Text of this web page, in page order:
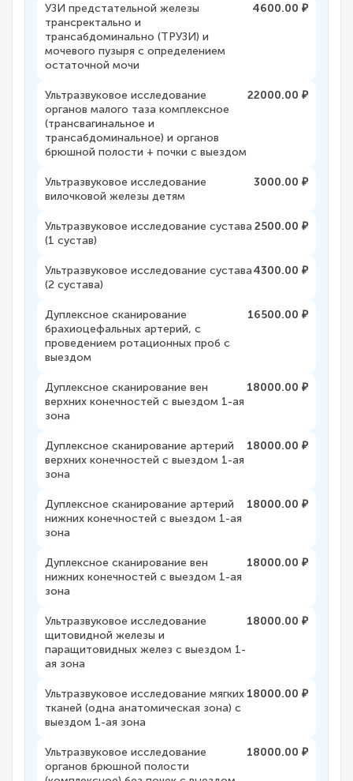
УЗИ предстательной железы
трансректально и
трансабдоминально (ТРУЗИ) и
мочевого пузыря с определением
остаточной мочи
4600.00 ₽
Ультразвуковое исследование
органов малого таза комплексное
(трансвагинальное и
трансабдоминальное) и органов
брюшной полости + почки с выездом
22000.00 ₽
Ультразвуковое исследование
вилочковой железы детям
3000.00 ₽
Ультразвуковое исследование сустава
(1 сустав)
2500.00 ₽
Ультразвуковое исследование сустава
(2 сустава)
4300.00 ₽
Дуплексное сканирование
брахиоцефальных артерий, с
проведением ротационных проб с
выездом
16500.00 ₽
Дуплексное сканирование вен
верхних конечностей с выездом 1-ая
зона
18000.00 ₽
Дуплексное сканирование артерий
верхних конечностей с выездом 1-ая
зона
18000.00 ₽
Дуплексное сканирование артерий
нижних конечностей с выездом 1-ая
зона
18000.00 ₽
Дуплексное сканирование вен
нижних конечностей с выездом 1-ая
зона
18000.00 ₽
Ультразвуковое исследование
щитовидной железы и
паращитовидных желез с выездом 1-
ая зона
18000.00 ₽
Ультразвуковое исследование мягких
тканей (одна анатомическая зона) с
выездом 1-ая зона
18000.00 ₽
Ультразвуковое исследование
органов брюшной полости
18000.00 ₽